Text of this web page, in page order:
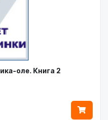
оле. Книга 2